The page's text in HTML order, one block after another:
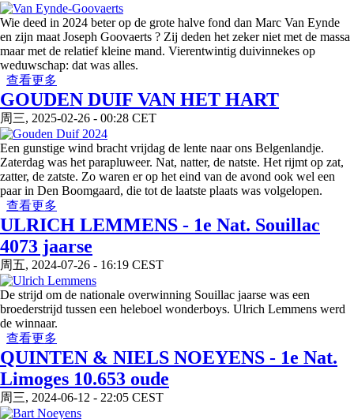
Wie deed in 2024 beter op de grote halve fond dan Marc Van Eynde
en zijn maat Joseph Goovaerts ? Zij deden het zeker niet met de massa
maar met de relatief kleine mand. Vierentwintig duivinnekes op
weduwschap: dat was alles.
查看更多
van de Grasheide
GOUDEN DUIF VAN HET HART
周三, 2025-02-26 - 00:28 CET
Een gunstige wind bracht vrijdag de lente naar ons Belgenlandje.
Zaterdag was het parapluweer. Nat, natter, de natste. Het rijmt op zat,
zatter, de zatste. Zo waren er op het eind van de avond ook wel een
paar in Den Boomgaard, die tot de laatste plaats was volgelopen.
查看更多
ULRICH LEMMENS - 1e Nat. Souillac
4073 jaarse
周五, 2024-07-26 - 16:19 CEST
De strijd om de nationale overwinning Souillac jaarse was een
broederstrijd tussen een heleboel wonderboys. Ulrich Lemmens werd
de winnaar.
查看更多
QUINTEN & NIELS NOEYENS - 1e Nat.
Limoges 10.653 oude
周三, 2024-06-12 - 22:05 CEST